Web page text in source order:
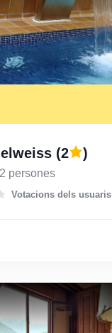
(2 )
persones
Votacions dels usuaris